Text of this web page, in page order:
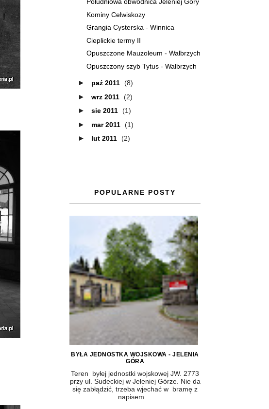
Kominy Celwiskozy
Grangia Cysterska - Winnica
Cieplickie termy II
Opuszczone Mauzoleum - Wałbrzych
Opuszczony szyb Tytus - Wałbrzych
► paź 2011 (8)
► wrz 2011 (2)
► sie 2011 (1)
► mar 2011 (1)
► lut 2011 (2)
POPULARNE POSTY
BYŁA JEDNOSTKA WOJSKOWA - JELENIA
GÓRA
Teren byłej jednostki wojskowej JW. 2773
przy ul. Sudeckiej w Jeleniej Górze. Nie da
się zabłądzić, trzeba wjechać w bramę z
napisem ...